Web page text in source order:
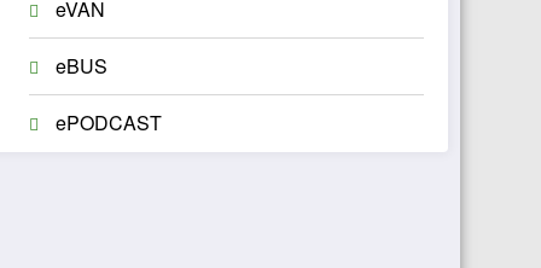
eVAN
eBUS
ePODCAST